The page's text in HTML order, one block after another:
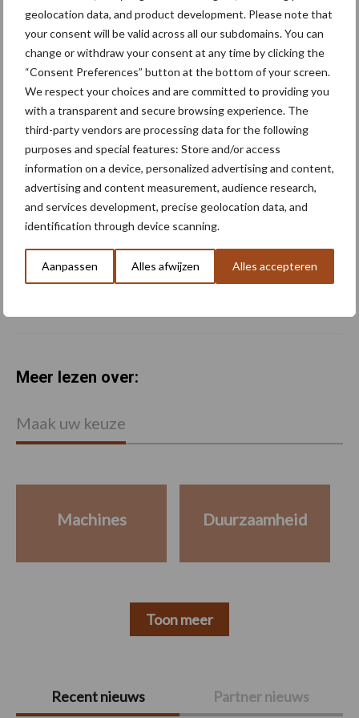
geolocation data, and product development. Please note that
your consent will be valid across all our subdomains. You can
change or withdraw your consent at any time by clicking the
“Consent Preferences” button at the bottom of your screen.
We respect your choices and are committed to providing you
with a transparent and secure browsing experience. The
third-party vendors are processing data for the following
purposes and special features: Store and/or access
information on a device, personalized advertising and content,
advertising and content measurement, audience research,
and services development, precise geolocation data, and
identification through device scanning.
Aanpassen Alles afwijzen Alles accepteren
PrimaireRecent nieuws Partner nieuws
“Hoge verwachtingen van
schijven voor kouters”
Nieuwe compacte
gedragen pootcombinatie
van AVR
Provincie Antwerpen breidt
onttrekkingsverbod uit:
geen water meer
oppompen uit onbevaarbare
Meer lezen over:
Maak uw keuze
Machines Duurzaamheid
Toon meer